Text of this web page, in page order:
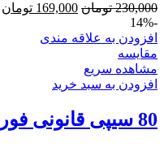
230,000 تومان 169,000 تومان
-14%
افزودن به علاقه مندی
مقایسه
مشاهده سریع
افزودن به سبد خرید
80 سیپی قانونی فوری کالاف دیوتی